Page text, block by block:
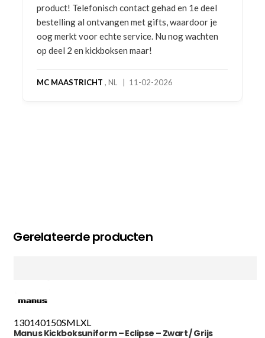
product! Telefonisch contact gehad en 1e deel
bestelling al ontvangen met gifts, waardoor je
oog merkt voor echte service. Nu nog wachten
op deel 2 en kickboksen maar!
MC MAASTRICHT , NL | 11-02-2026
Gerelateerde producten
130140150SMLXL
Manus Kickboksuniform – Eclipse – Zwart / Grijs